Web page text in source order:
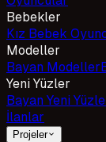
Bebekler
Kız Bebek
Modeller
Bayan Modeller
Yeni Yüzler
Bayan Yeni
İlanlar
Projeler